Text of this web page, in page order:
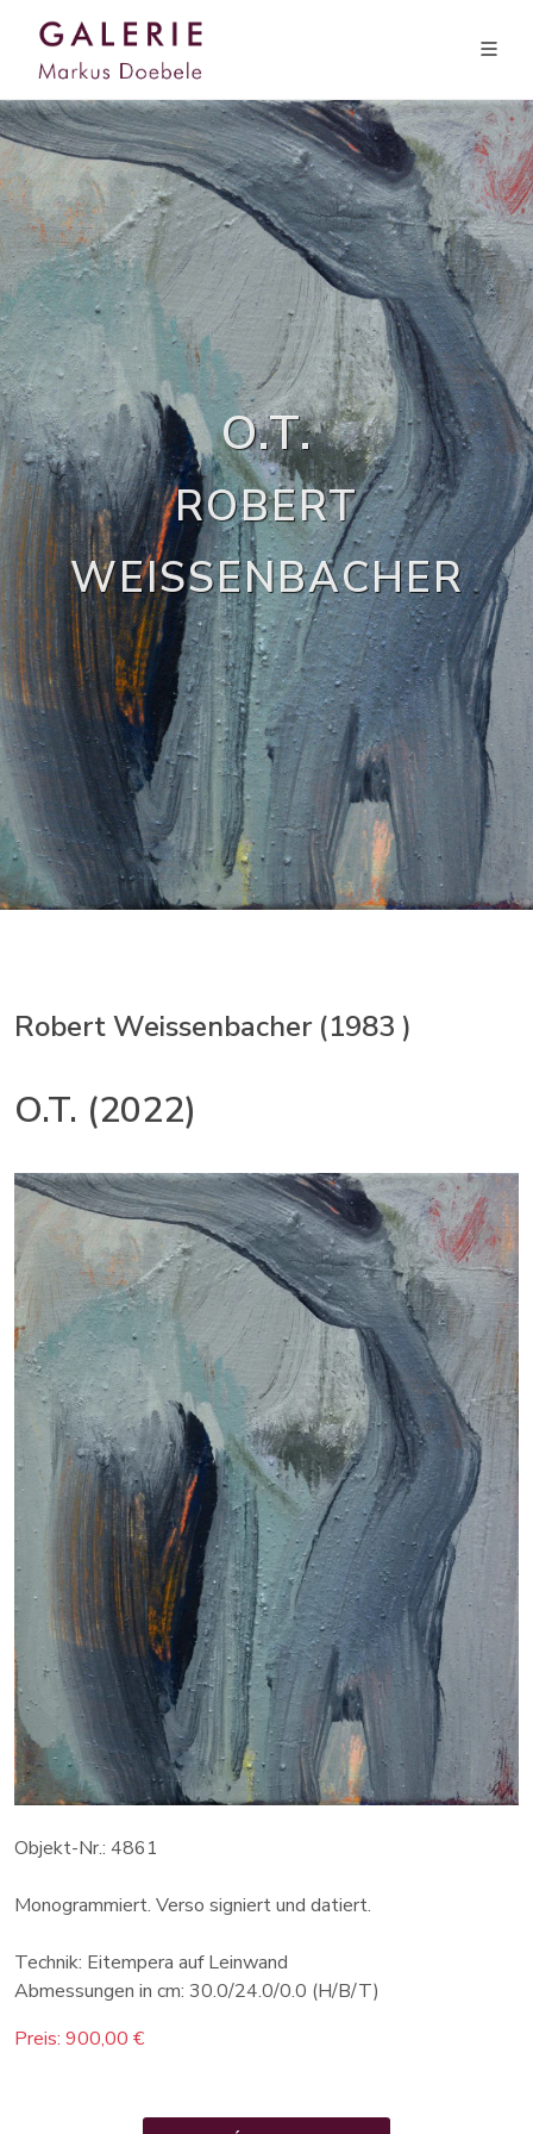
O.T.
ROBERT
WEISSENBACHER
Robert Weissenbacher (1983 )
O.T. (2022)
Objekt-Nr.: 4861
Monogrammiert. Verso signiert und datiert.
Technik: Eitempera auf Leinwand
Abmessungen in cm: 30.0/24.0/0.0 (H/B/T)
Preis: 900,00 €